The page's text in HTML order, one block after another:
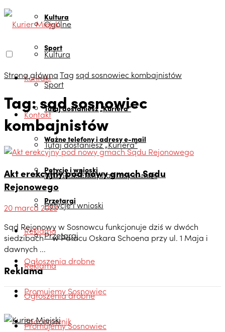
Kultura
Sport
Kontakt
Tutaj dostaniesz „Kuriera”
Ważne telefony i adresy e-mail
Petycje i wnioski
Przetargi
Reklama
Ogłoszenia drobne
Promujemy Sosnowiec
Spacerownik
Ogólne
Kultura
Sport
Kontakt
Tutaj dostaniesz „Kuriera”
Ważne telefony i adresy e-mail
Petycje i wnioski
Przetargi
Reklama
Ogłoszenia drobne
Promujemy Sosnowiec
Strona głównaTag sąd sosnowiec kombajnistów
Tag:sąd sosnowiec
kombajnistów
Akt erekcyjny pod nowy gmach Sądu
Rejonowego
20 marca 2023
Sąd Rejonowy w Sosnowcu funkcjonuje dziś w dwóch
siedzibach – w Pałacu Oskara Schoena przy ul. 1 Maja i
dawnych ...
Reklama